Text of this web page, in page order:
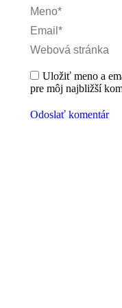
Meno *
Email *
Webová stránka
Uložiť meno a
pre môj najbližší
Odoslať komentár